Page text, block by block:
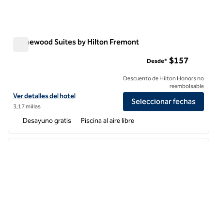
Homewood Suites by Hilton Fremont
Ver detalles del hotel Homewood Suites by Hilton Fremont
Ver detalles del hotel
3,17 millas
Desde* $157
Descuento de Hilton Honors no
reembolsable
Seleccionar fechas
Desayuno gratis Piscina al aire libre
1 de 12